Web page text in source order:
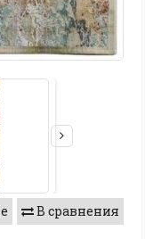
В сравнения